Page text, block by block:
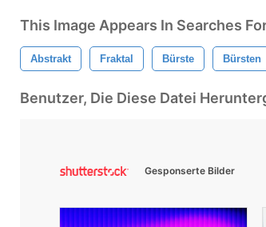
This Image Appears In Searches
Abstrakt Fraktal Bürste Bürsten
Benutzer, Die Diese Datei
Gesponserte Bilder